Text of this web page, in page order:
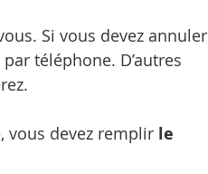
Si vous devez annuler
téléphone. D’autres
vous devez remplir le